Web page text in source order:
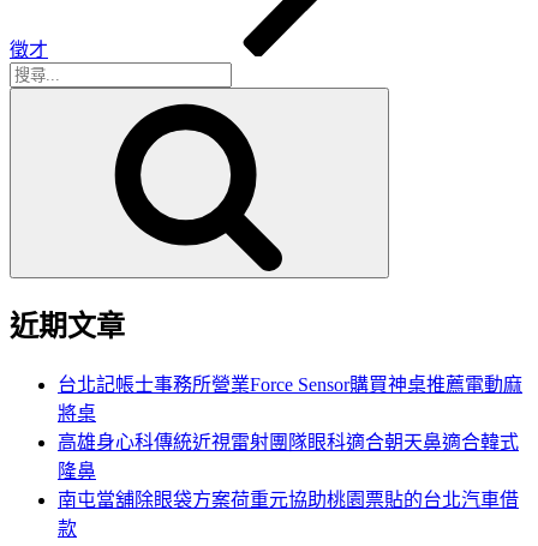
徵才
搜
近期文章
台北記帳士事務所營業Force Sensor購買神桌推薦電動麻
將桌
高雄身心科傳統近視雷射團隊眼科適合朝天鼻適合韓式
隆鼻
南屯當舖除眼袋方案荷重元協助桃園票貼的台北汽車借
款